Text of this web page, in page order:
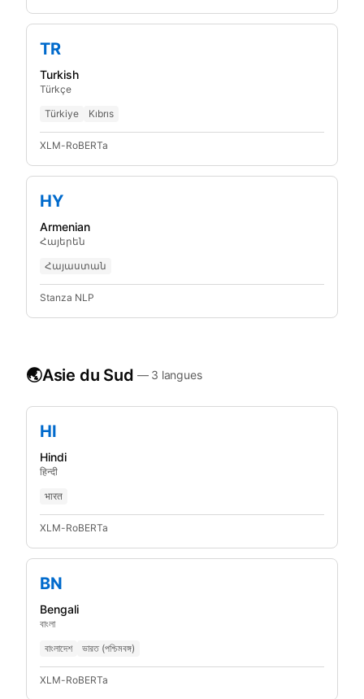
TR
Turkish
Türkçe
Türkiye
Kıbrıs
XLM-RoBERTa
HY
Armenian
Հայերեն
Հայաստան
Stanza NLP
🌏Asie du Sud — 3 langues
HI
Hindi
हिन्दी
भारत
XLM-RoBERTa
BN
Bengali
বাংলা
বাংলাদেশ
ভারত (পশ্চিমবঙ্গ)
XLM-RoBERTa